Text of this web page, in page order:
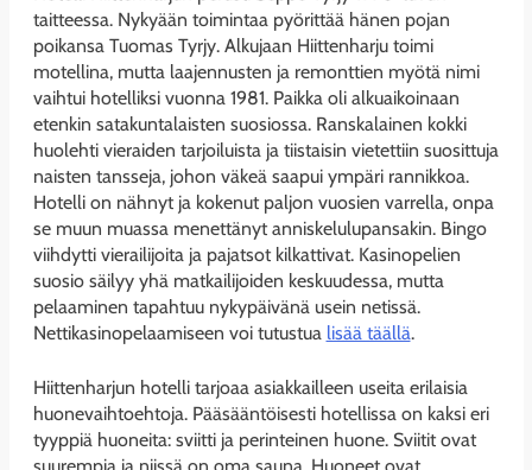
taitteessa. Nykyään toimintaa pyörittää hänen pojan
poikansa Tuomas Tyrjy. Alkujaan Hiittenharju toimi
motellina, mutta laajennusten ja remonttien myötä nimi
vaihtui hotelliksi vuonna 1981. Paikka oli alkuaikoinaan
etenkin satakuntalaisten suosiossa. Ranskalainen kokki
huolehti vieraiden tarjoiluista ja tiistaisin vietettiin suosittuja
naisten tansseja, johon väkeä saapui ympäri rannikkoa.
Hotelli on nähnyt ja kokenut paljon vuosien varrella, onpa
se muun muassa menettänyt anniskelulupansakin. Bingo
viihdytti vierailijoita ja pajatsot kilkattivat. Kasinopelien
suosio säilyy yhä matkailijoiden keskuudessa, mutta
pelaaminen tapahtuu nykypäivänä usein netissä.
Nettikasinopelaamiseen voi tutustua lisää täällä.
Hiittenharjun hotelli tarjoaa asiakkailleen useita erilaisia
huonevaihtoehtoja. Pääsääntöisesti hotellissa on kaksi eri
tyyppiä huoneita: sviitti ja perinteinen huone. Sviitit ovat